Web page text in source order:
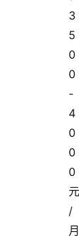
3
5
0
0
-
4
0
0
0
元
/
月